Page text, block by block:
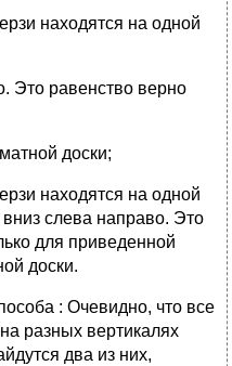
находятся на одной
Это равенство верно
доски;
находятся на одной
слева направо. Это
для приведенной
доски.
: Очевидно, что все
разных вертикалях
два из них,